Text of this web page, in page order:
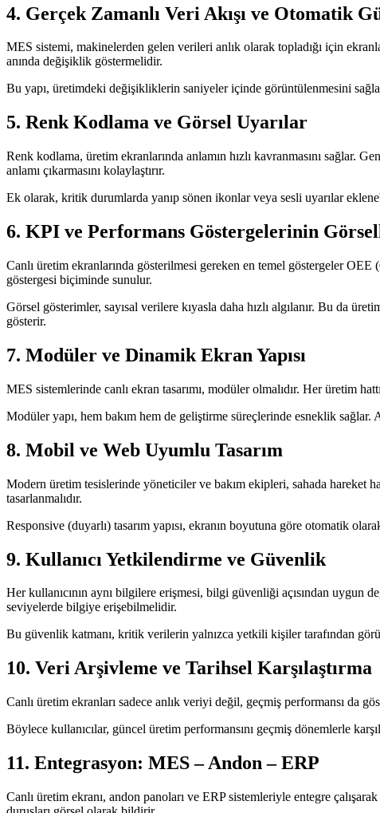
4. Gerçek Zamanlı Veri Akışı ve Otomatik
MES sistemi, makinelerden gelen verileri anlık olarak topladığı için
anında değişiklik göstermelidir.
Bu yapı, üretimdeki değişikliklerin saniyeler içinde görüntülenmesini
5. Renk Kodlama ve Görsel Uyarılar
Renk kodlama, üretim ekranlarında anlamın hızlı kavranmasını sağlar.
anlamı çıkarmasını kolaylaştırır.
Ek olarak, kritik durumlarda yanıp sönen ikonlar veya sesli uyarılar
6. KPI ve Performans Göstergelerinin
Canlı üretim ekranlarında gösterilmesi gereken en temel göstergeler
göstergesi biçiminde sunulur.
Görsel gösterimler, sayısal verilere kıyasla daha hızlı algılanır. Bu da
gösterir.
7. Modüler ve Dinamik Ekran Yapısı
MES sistemlerinde canlı ekran tasarımı, modüler olmalıdır. Her üretim
Modüler yapı, hem bakım hem de geliştirme süreçlerinde esneklik
8. Mobil ve Web Uyumlu Tasarım
Modern üretim tesislerinde yöneticiler ve bakım ekipleri, sahada hareket
tasarlanmalıdır.
Responsive (duyarlı) tasarım yapısı, ekranın boyutuna göre otomatik
9. Kullanıcı Yetkilendirme ve Güvenlik
Her kullanıcının aynı bilgilere erişmesi, bilgi güvenliği açısından uygun
seviyelerde bilgiye erişebilmelidir.
Bu güvenlik katmanı, kritik verilerin yalnızca yetkili kişiler tarafından
10. Veri Arşivleme ve Tarihsel Karşılaştırma
Canlı üretim ekranları sadece anlık veriyi değil, geçmiş performansı da
Böylece kullanıcılar, güncel üretim performansını geçmiş dönemlerle
11. Entegrasyon: MES – Andon – ERP
Canlı üretim ekranı, andon panoları ve ERP sistemleriyle entegre